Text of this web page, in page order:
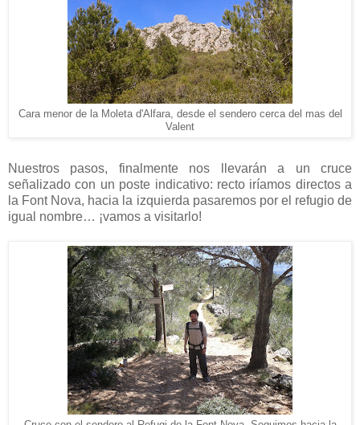
Cara menor de la Moleta d'Alfara, desde el sendero cerca del mas del
Valent
Nuestros pasos, finalmente nos llevarán a un cruce
señalizado con un poste indicativo: recto iríamos directos a
la Font Nova, hacia la izquierda pasaremos por el refugio de
igual nombre… ¡vamos a visitarlo!